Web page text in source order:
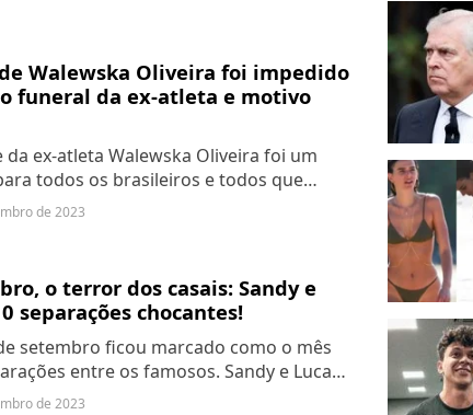
Walewska Oliveira foi impedido
funeral da ex-atleta e motivo
da ex-atleta Walewska Oliveira foi um
todos os brasileiros e todos que
a mulher. Seu funeral já aconteceu e
de 2023
o terror dos casais: Sandy e
separações chocantes!
setembro ficou marcado como o mês
entre os famosos. Sandy e Lucas
Mioto e Ana Castela e vários
de 2023